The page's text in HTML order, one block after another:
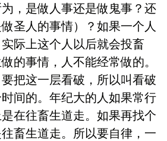
，是做人事还是做鬼事？还
圣人的事情）？如果一个人
际上这个人以后就会投畜
的事情，人不能经常做的。
把这一层看破，所以叫看破
间的。年纪大的人如果常行
在往畜生道走。如果再找个
畜生道走。所以要自律，一